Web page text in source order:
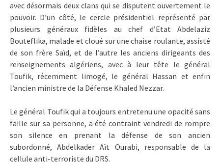
avec désormais deux clans qui se disputent ouvertement le
pouvoir. D’un côté, le cercle présidentiel représenté par
plusieurs généraux fidèles au chef d’Etat Abdelaziz
Bouteflika, malade et cloué sur une chaise roulante, assisté
de son frère Saïd, et de l’autre les anciens dirigeants des
renseignements algériens, avec à leur tête le général
Toufik, récemment limogé, le général Hassan et enfin
l’ancien ministre de la Défense Khaled Nezzar.
Le général Toufik qui a toujours entretenu une opacité sans
faille sur sa personne, a été contraint vendredi de rompre
son silence en prenant la défense de son ancien
subordonné, Abdelkader Aït Ourabi, responsable de la
cellule anti-terroriste du DRS.